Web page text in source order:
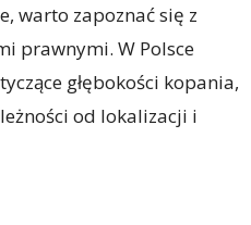
warto zapoznać się z
prawnymi. W Polsce
głębokości kopania,
od lokalizacji i